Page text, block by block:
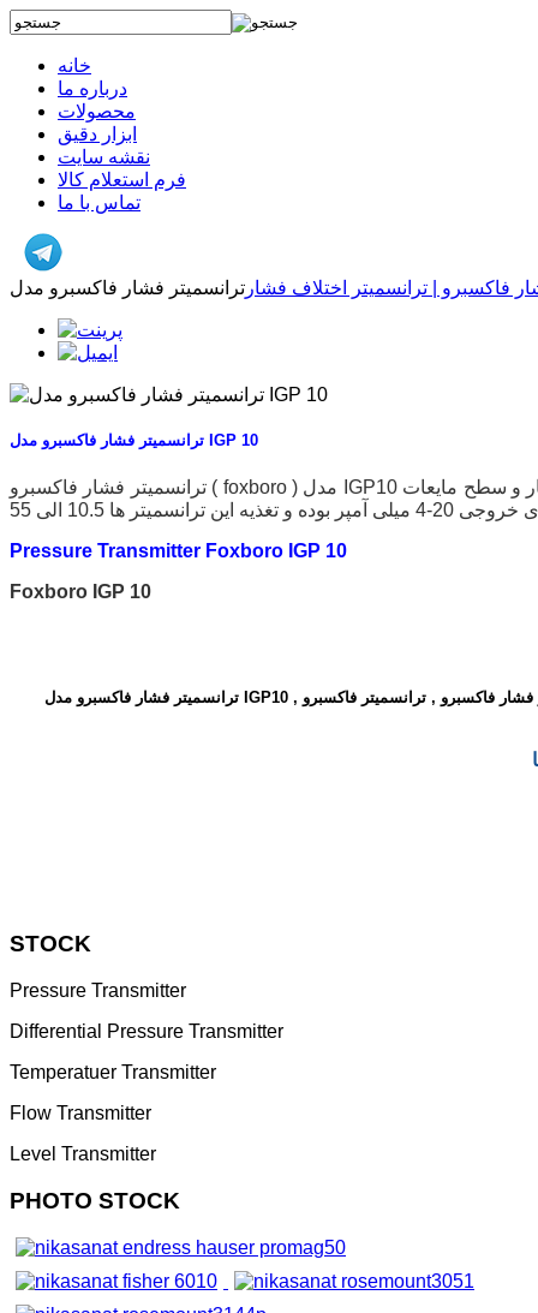
خانه
درباره ما
محصولات
ابزار دقیق
نقشه سایت
فرم استعلام کالا
تماس با ما
فاکسبرو | ترانسمیتر اختلاف فشار
ترانسمیتر فشار فاکسبرو مدل IGP 10
ترانسمیتر فشار فاکسبرو ( foxboro ) مدل IGP10 یکی از تجهیزات ابزار دقیق در کنترل پروسه های مختلف صنعتی میباشد و این ترانسمیتر ها قابلیت اندازه گیری فشار و سطح مایعات
Pressure Transmitter Foxboro IGP 10
Foxboro IGP 10
ترانسمیتر فشار فاکسبرو مدل IGP10 , ترانسمیتر فشار فاکسبرو , ترانسمیتر فاکسبرو , foxboro transmitter , ترانسمیتر فشار , pressure transmitter , ترانسمیتر , transmitter , فشار , pressure , فاکسبرو ,
STOCK
Pressure Transmitter
Differential Pressure Transmitter
Temperatuer Transmitter
Flow Transmitter
Level Transmitter
PHOTO STOCK